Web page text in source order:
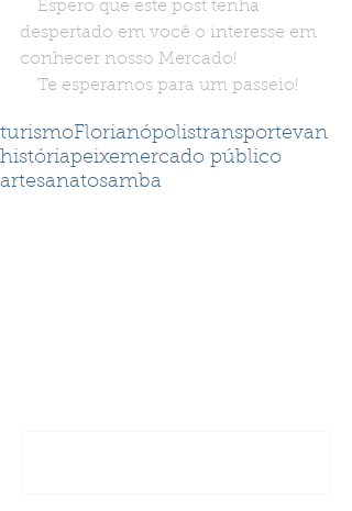
despertado em você o interesse em
conhecer nosso Mercado!
    Te esperamos para um passeio!
turismoFlorianópolistransportevan
históriapeixemercado público
artesanatosamba